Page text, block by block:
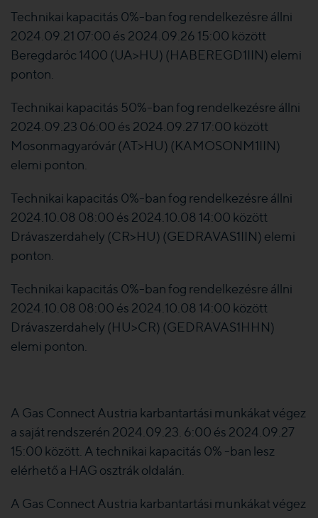
Technikai kapacitás 0%-ban fog rendelkezésre állni
2024.09.21 07:00 és 2024.09.26 15:00 között
Beregdaróc 1400 (UA>HU) (HABEREGD1IIN) elemi
ponton.
Technikai kapacitás 50%-ban fog rendelkezésre állni
2024.09.23 06:00 és 2024.09.27 17:00 között
Mosonmagyaróvár (AT>HU) (KAMOSONM1IIN)
elemi ponton.
Technikai kapacitás 0%-ban fog rendelkezésre állni
2024.10.08 08:00 és 2024.10.08 14:00 között
Drávaszerdahely (CR>HU) (GEDRAVAS1IIN) elemi
ponton.
Technikai kapacitás 0%-ban fog rendelkezésre állni
2024.10.08 08:00 és 2024.10.08 14:00 között
Drávaszerdahely (HU>CR) (GEDRAVAS1HHN)
elemi ponton.
A Gas Connect Austria karbantartási munkákat végez
a saját rendszerén 2024.09.23. 6:00 és 2024.09.27
15:00 között. A technikai kapacitás 0% -ban lesz
elérhető a HAG osztrák oldalán.
A Gas Connect Austria karbantartási munkákat végez